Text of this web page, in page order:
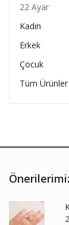
22 Ayar
Kadın
Erkek
Çocuk
Tüm Ürünler